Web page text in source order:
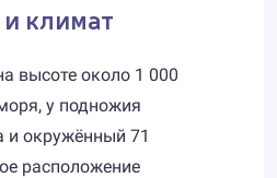
климат
высоте около 1 000
у подножия
и окружённый 71
расположение